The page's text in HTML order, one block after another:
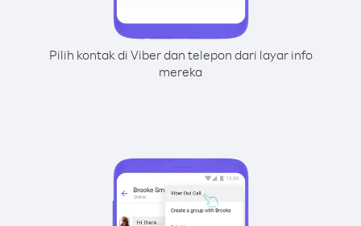
Pilih kontak di Viber dan telepon dari layar info
mereka